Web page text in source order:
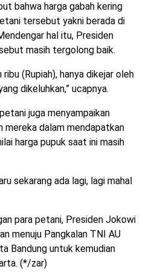
bahwa harga gabah kering
tersebut yakni berada di
hal itu, Presiden
masih tergolong baik.
ribu (Rupiah), hanya dikejar oleh
dikeluhkan,” ucapnya.
juga menyampaikan
mereka dalam mendapatkan
harga pupuk saat ini masih
sekarang ada lagi, lagi mahal
para petani, Presiden Jokowi
menuju Pangkalan TNI AU
Bandung untuk kemudian
(*/zar)